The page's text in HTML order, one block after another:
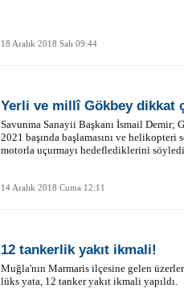
18 Aralık 2018 Salı 09:44
Yerli ve millî Gökbey dikkat
Savunma Sanayii Başkanı İsmail
2021 başında başlamasını ve
motorla uçurmayı hedeflediklerini
14 Aralık 2018 Cuma 12:11
12 tankerlik yakıt ikmali!
Muğla'nın Marmaris ilçesine gelen
lüks yata, 12 tanker yakıt ikmali yapıldı.